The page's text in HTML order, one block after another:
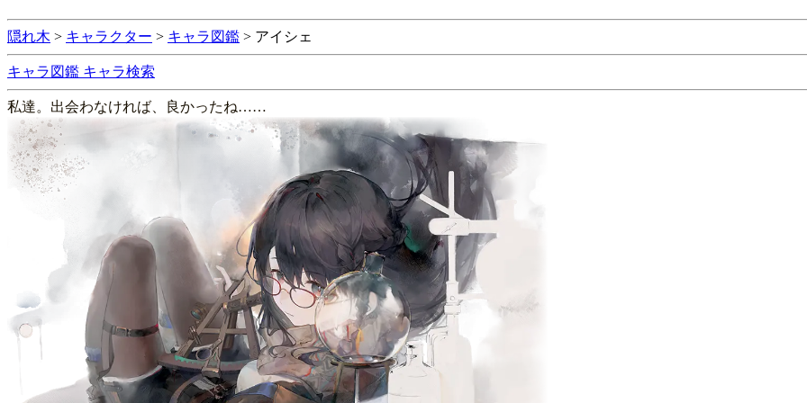
隠れ木 > キャラクター > キャラ図鑑 > アイシェ
キャラ図鑑 キャラ検索
私達。出会わなければ、良かったね……